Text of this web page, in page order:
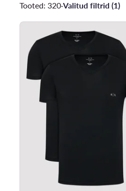
Tooted: 320·Valitud filtrid (1)